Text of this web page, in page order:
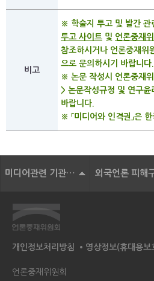
비고
※ 학술지 투고 및 발간 관
투고 사이트 및 언론중재
참조하시거나 언론중재
으로 문의하시기 바랍니다.
※ 논문 작성시 언론중재
> 논문작성규정 및 연구윤
바랍니다.
※ 「미디어와 인격권」은
미디어관련 기관 및 단체
개인정보처리방침 영상정보(휴대용보
언론중재위원회